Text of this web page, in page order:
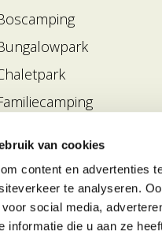
van cookies
content en advertenties
te analyseren.
social media,
informatie die u aan ze
camping